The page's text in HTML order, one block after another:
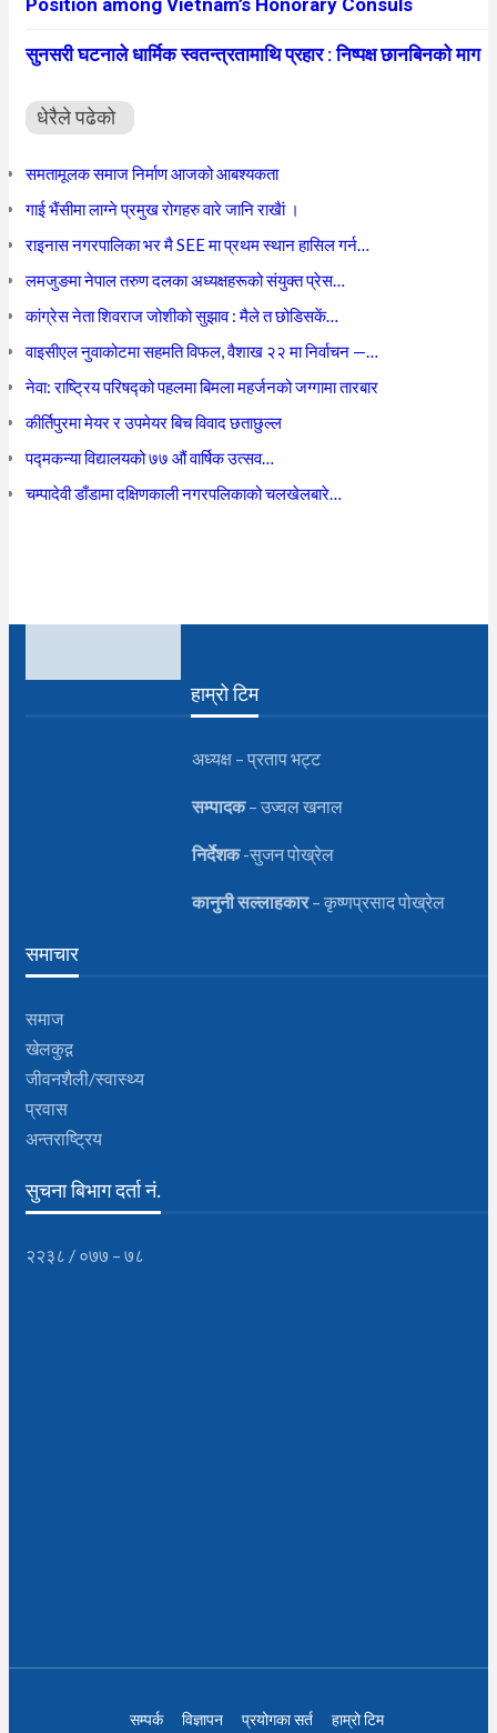
सुनसरी घटनाले धार्मिक स्वतन्त्रतामाथि प्रहार : निष्पक्ष छानबिनको माग
धेरैले पढेको
समतामूलक समाज निर्माण आजको आबश्यकता
गाई भैंसीमा लाग्ने प्रमुख रोगहरु वारे जानि राखैां ।
राइनास नगरपालिका भर मै SEE मा प्रथम स्थान हासिल गर्न…
लमजुङमा नेपाल तरुण दलका अध्यक्षहरूको संयुक्त प्रेस…
कांग्रेस नेता शिवराज जोशीको सुझाव : मैले त छोडिसकें…
वाइसीएल नुवाकोटमा सहमति विफल, वैशाख २२ मा निर्वाचन —…
नेवा: राष्ट्रिय परिषद्को पहलमा बिमला महर्जनको जग्गामा तारबार
कीर्तिपुरमा मेयर र उपमेयर बिच विवाद छताछुल्ल
पद्मकन्या विद्यालयको ७७ औं ‌‌वार्षिक ‌उत्सव…
चम्पादेवी डाँडामा दक्षिणकाली नगरपलिकाको चलखेलबारे…
हाम्रो टिम
अध्यक्ष – प्रताप भट्ट
सम्पादक– उज्वल खनाल
निर्देशक-सुजन पोख्रेल
कानुनीसल्लाहकार– कृष्णप्रसाद पोख्रेल
समाचार
समाज
खेलकुद़़
जीवनशैली/स्वास्थ्य
प्रवास
अन्तराष्ट्रिय
सुचना बिभाग दर्ता नं.
२२३८ / ०७७ – ७८
सम्पर्क विज्ञापन प्रयोगका सर्त हाम्रो टिम